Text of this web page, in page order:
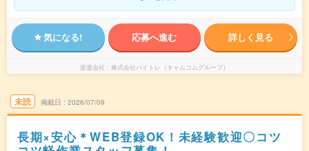
気になる! 応募へ進む 詳しく見る
派遣会社 株式会社バイトレ（キャムコムグループ）
未読 掲載日 2026/07/09
長期×安心＊WEB登録OK！未経験歓迎〇コツ